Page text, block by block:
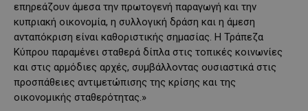
επηρεάζουν άμεσα την πρωτογενή παραγωγή και την
κυπριακή οικονομία, η συλλογική δράση και η άμεση
ανταπόκριση είναι καθοριστικής σημασίας. Η Τράπεζα
Κύπρου παραμένει σταθερά δίπλα στις τοπικές κοινωνίες
και στις αρμόδιες αρχές, συμβάλλοντας ουσιαστικά στις
προσπάθειες αντιμετώπισης της κρίσης και της
οικονομικής σταθερότητας.»